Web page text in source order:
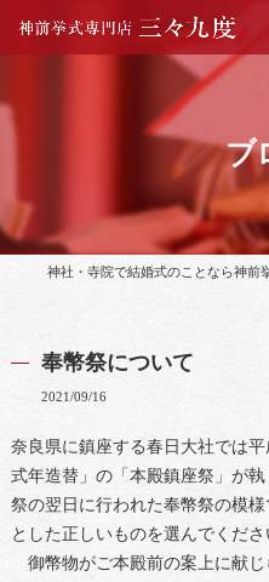
ブ
奉幣祭について
2021/09/16
奈良県に鎮座する春日大社では
式年造替」の「本殿鎮座祭」が
祭の翌日に行われた奉幣祭の
とした正しいものを選んでくださ
御幣物がご本殿前の案上に献